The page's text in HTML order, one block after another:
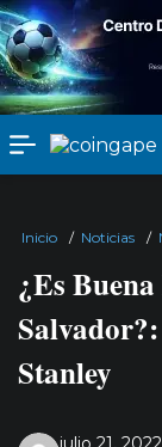
Inicio / Noticias /
¿Es
Stanley